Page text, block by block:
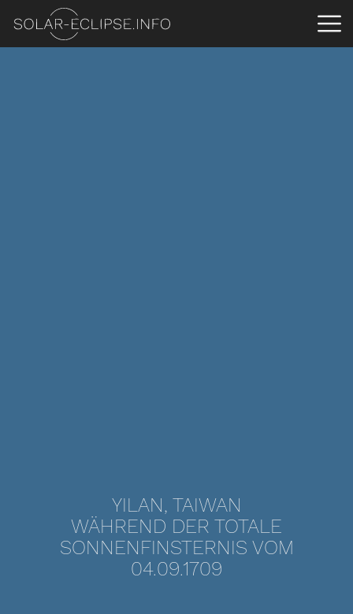
YILAN, TAIWAN
WÄHREND DER TOTALE
SONNENFINSTERNIS VOM
04.09.1709